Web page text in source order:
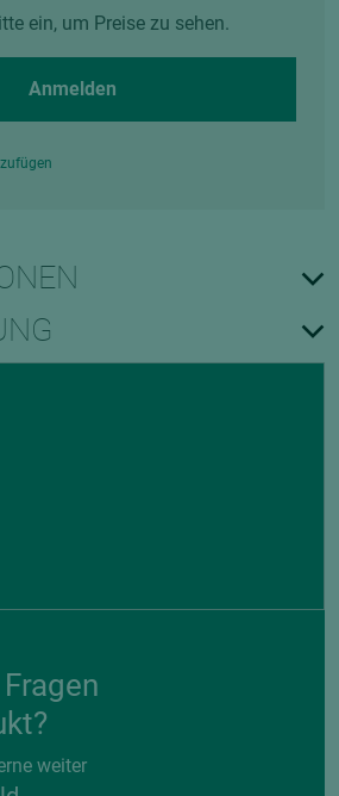
ein, um Preise zu sehen.
Anmelden
weiter